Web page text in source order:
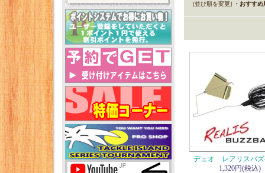
[並び順を変更] ・おすすめ
デュオ レアリスバズ
1,320円(税込)